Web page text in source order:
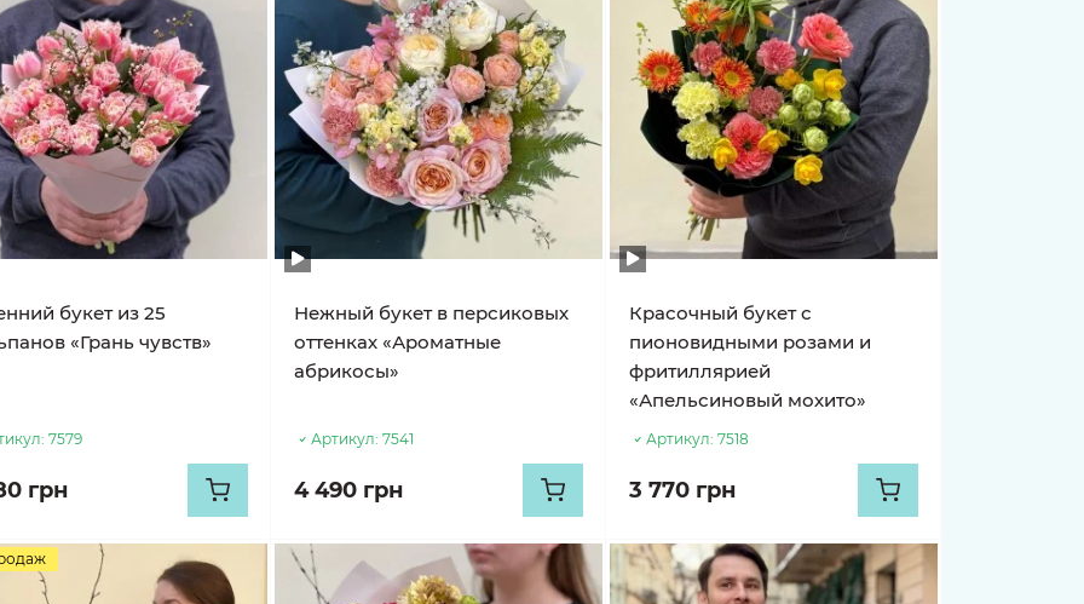
букет из 25
«Грань чувств»
7579
грн
Нежный букет в персиковых
оттенках «Ароматные
абрикосы»
Артикул: 7541
4 490 грн
Красочный букет с
пионовидными розами и
фритиллярией
«Апельсиновый мохито»
Артикул: 7518
3 770 грн